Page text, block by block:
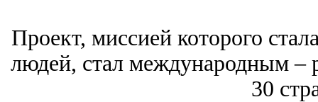
Проект, миссией которого
людей, стал международным –
30